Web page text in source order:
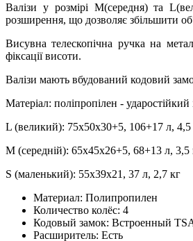
Валізи у розмірі М(середня) та
розширення, що дозволяє збільшити
Висувна телескопічна ручка на
фіксації висоти.
Валізи мають вбудований кодовий
Матеріал: поліпропілен - ударостійкий
L (великий): 75х50х30+5, 106+17 л, 4,5
M (середній): 65х45х26+5, 68+13 л, 3,5
S (маленький): 55х39х21, 37 л, 2,7 кг
Материал: Полипропилен
Количество колёс: 4
Кодовый замок: Встроенный
Расширитель: Есть